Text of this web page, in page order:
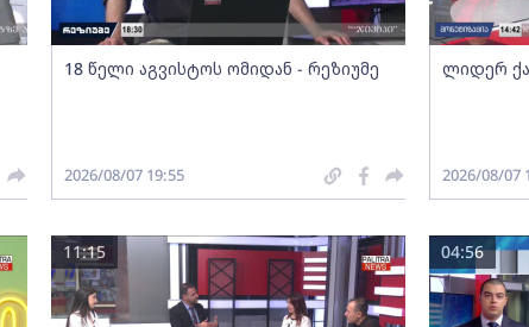
18 წელი აგვისტოს ომიდან - რეზიუმე
2026/08/07 19:55
ლიდერ
2026/08/07
11:15 04:56